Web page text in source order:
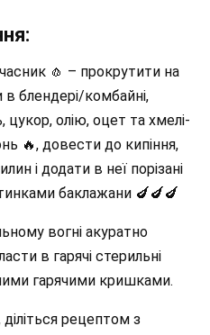
🧄 – прокрутити на
в блендері/комбайні,
цукор, олію, оцет та хмелі-
🔥, довести до кипіння,
і додати в неї порізані
баклажани 🍆🍆🍆
вогні акуратно
в гарячі стерильні
гарячими кришками.
рецептом з